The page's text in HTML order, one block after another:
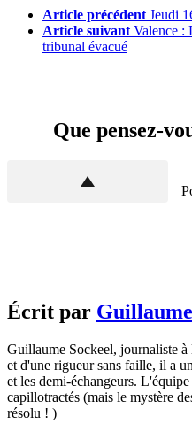
Article précédent Jeudi
Article suivant Valence :
tribunal évacué
Que pensez-
Écrit par
Guillaume Sockeel, journaliste
et d'une rigueur sans faille, il a
et les demi-échangeurs.
capillotractés (mais le mystère
résolu ! )